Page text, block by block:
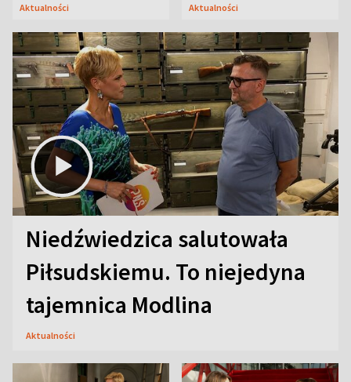
Aktualności Aktualności
Niedźwiedzica salutowała
Piłsudskiemu. To niejedyna
tajemnica Modlina
Aktualności